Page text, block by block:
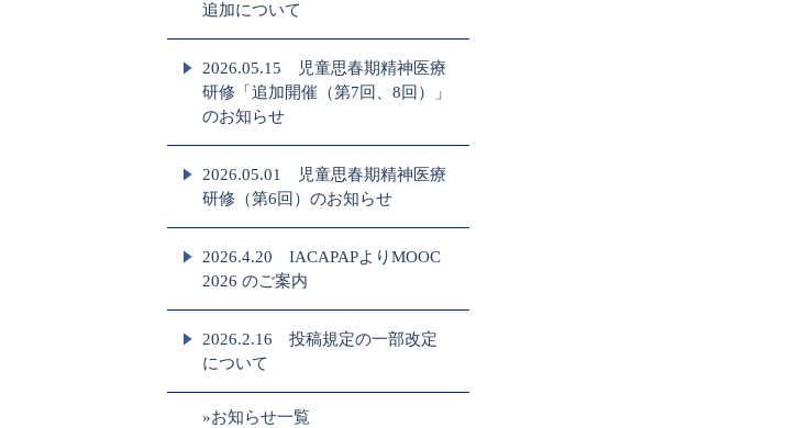
追加について
2026.05.15 児童思春期精神医療
研修「追加開催（第7回、8回）」
のお知らせ
2026.05.01 児童思春期精神医療
研修（第6回）のお知らせ
2026.4.20 IACAPAPよりMOOC
2026 のご案内
2026.2.16 投稿規定の一部改定
について
»お知らせ一覧